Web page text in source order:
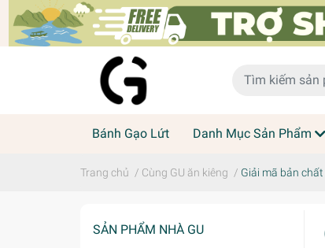
Bánh Gạo Lứt Danh Mục Sản Phẩm
Trang chủ / Cùng GU ăn kiêng / Giải mã bản
SẢN PHẨM NHÀ GU